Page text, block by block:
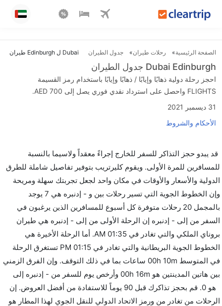
الصفحة الرئيسية رحلات طيران جدول الطيران Dubai ل Edinburgh طيران
Dubai Edinburgh جدول الطيران
احجز رحلة دولية ذهابًا وإيابًا / ذهابًا وإيابًا باستخدام رمز القسيمة
FLIGHTS واحصل على استرداد نقدي فوري يصل إلى AED 700.
31 ديسمبر 2021
الأحكام والشروط
قد يبدو حجز التذاكر للسفر للخارج إجراءً معقداً ولاسيما بالنسبة
للمسافرين للمرة الأولى. ويقوم كليرتريب بتوفير تفاصيل شاملة للطرق
الدولية والأسعار والأوقات في مكان واحد لجعل تجربتك سهلة ومريحة
وإن الخطوط الجوية التي تسير رحلات بين و - إدنبره هي 7 يوجد
بالمجمل 20 رحلات متوفرة كل أسبوع للمسافرين الذين يرغبون في
السفر من إلى - إدنبره إن الرحلة الأولى من إلى - إدنبره هي طيران
بروناي الملكي والتي تغادر في 01:35 AM. أما الرحلة الأخيرة هي
الخطوط الجوية البريطانية والتي تغادر في 01:15 PM تستغرق الرحلة
في المتوسط 00h 10m ساعات بما في ذلك التوقف. وإن الفرق الزمني
بين هاتين المدينتين هو 00h 16m وأرخص يوم للسفر من - إدنبره إلى
هو 0. قم بحجز تذاكرك قبل 90 يوماً للاستفادة من أفضل العروض. إن
الرحلات من تغادر من ورمز الاتحاد الدولي للنقل الجوي لهذا المطار هو